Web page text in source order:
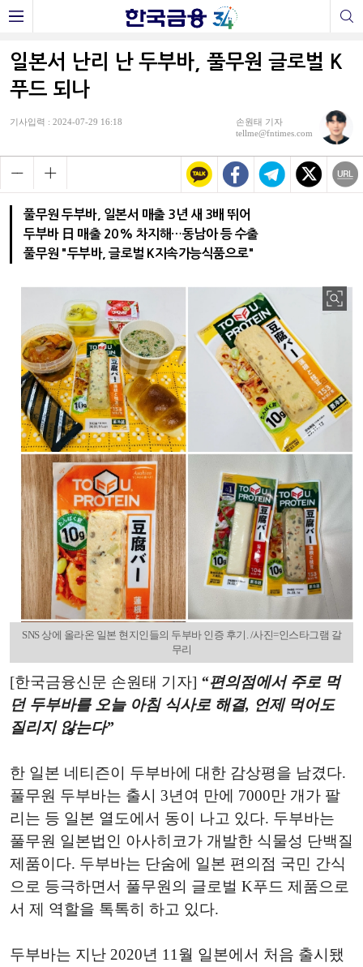
일본서 난리 난 두부바, 풀무원 글로벌 K
푸드 되나
기사입력 : 2024-07-29 16:18
손원태 기자
tellme@fntimes.com
풀무원 두부바, 일본서 매출 3년 새 3배 뛰어
두부바 日 매출 20% 차지해…동남아 등 수출
풀무원 "두부바, 글로벌 K지속가능식품으로"
SNS 상에 올라온 일본 현지인들의 두부바 인증 후기. /사진=인스타그램 갈
무리
[한국금융신문 손원태 기자] “편의점에서 주로 먹
던 두부바를 오늘 아침 식사로 해결, 언제 먹어도
질리지 않는다”
한 일본 네티즌이 두부바에 대한 감상평을 남겼다.
풀무원 두부바는 출시 3년여 만에 7000만 개가 팔
리는 등 일본 열도에서 동이 나고 있다. 두부바는
풀무원 일본법인 아사히코가 개발한 식물성 단백질
제품이다. 두부바는 단숨에 일본 편의점 국민 간식
으로 등극하면서 풀무원의 글로벌 K푸드 제품으로
서 제 역할을 톡톡히 하고 있다.
두부바는 지난 2020년 11월 일본에서 처음 출시됐